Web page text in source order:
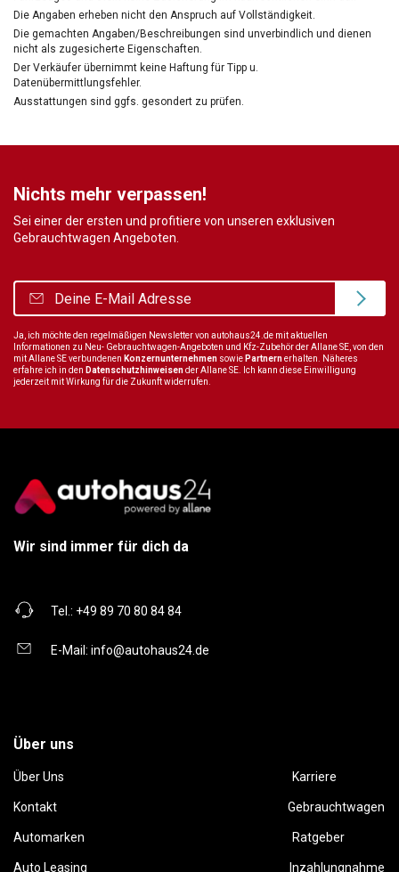
Die Angaben erheben nicht den Anspruch auf Vollständigkeit.
Die gemachten Angaben/Beschreibungen sind unverbindlich und dienen
nicht als zugesicherte Eigenschaften.
Der Verkäufer übernimmt keine Haftung für Tipp u.
Datenübermittlungsfehler.
Ausstattungen sind ggfs. gesondert zu prüfen.
Nichts mehr verpassen!
Sei einer der ersten und profitiere von unseren exklusiven
Gebrauchtwagen Angeboten.
Ja, ich möchte den regelmäßigen Newsletter von autohaus24.de mit aktuellen
Informationen zu Neu- Gebrauchtwagen-Angeboten und Kfz-Zubehör der Allane SE, von den
mit Allane SE verbundenen Konzernunternehmen sowie Partnernerhalten. Näheres
erfahre ich in den Datenschutzhinweisender Allane SE. Ich kann diese Einwilligung
jederzeit mit Wirkung für die Zukunft widerrufen.
Wir sind immer für dich da
Tel.: +49 89 70 80 84 84
E-Mail: info@autohaus24.de
Über uns
Über Uns Karriere
Kontakt Gebrauchtwagen
Automarken Ratgeber
Auto Leasing Inzahlungnahme